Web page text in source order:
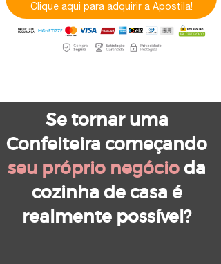
Se tornar uma
Confeiteira começando
seu próprio negócio da
cozinha de casa é
realmente possível?
Clique aqui para adquirir a Apostila!